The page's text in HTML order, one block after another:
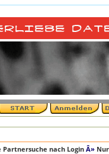
Partnersuche nach Login Â»